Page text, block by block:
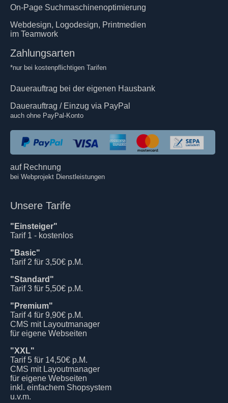
On-Page Suchmaschinenoptimierung
Webdesign, Logodesign, Printmedien
im Teamwork
Zahlungsarten
*nur bei kostenpflichtigen Tarifen
Dauerauftrag bei der eigenen Hausbank
Dauerauftrag / Einzug via PayPal
auch ohne PayPal-Konto
auf Rechnung
bei Webprojekt Dienstleistungen
Unsere Tarife
"Einsteiger"
Tarif 1 - kostenlos
"Basic"
Tarif 2 für 3,50€ p.M.
"Standard"
Tarif 3 für 5,50€ p.M.
"Premium"
Tarif 4 für 9,90€ p.M.
CMS mit Layoutmanager
für eigene Webseiten
"XXL"
Tarif 5 für 14,50€ p.M.
CMS mit Layoutmanager
für eigene Webseiten
inkl. einfachem Shopsystem
u.v.m.